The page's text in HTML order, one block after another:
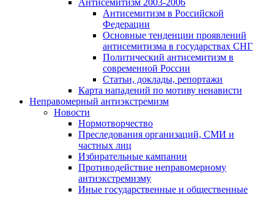
Антисемитизм 2003-2006
Антисемитизм в Российской
Федерации
Основные тенденции проявлений
антисемитизма в государствах СНГ
Политический антисемитизм в
современной России
Статьи, доклады, репортажи
Карта нападений по мотиву ненависти
Неправомерный антиэкстремизм
Новости
Нормотворчество
Преследования организаций, СМИ и
частных лиц
Избирательные кампании
Противодействие неправомерному
антиэкстремизму
Иные государственные и общественные